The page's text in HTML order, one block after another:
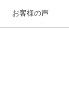
お客様の声